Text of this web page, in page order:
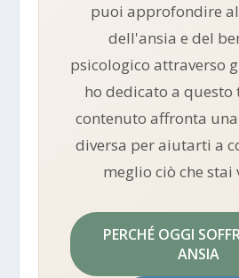
puoi approfondire
dell'ansia e del
psicologico attraverso
ho dedicato a questo
contenuto affronta
diversa per aiutarti a
meglio ciò che stai
PERCHÉ OGGI
ANSIA